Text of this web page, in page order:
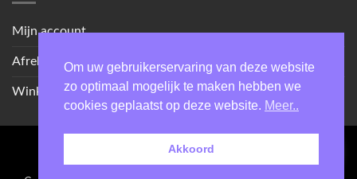
Mijn account
Afrekenen
Winkel
Cash
IDeal
Om uw gebruikerservaring van deze website
zo optimaal mogelijk te maken hebben we
cookies geplaatst op deze website. Meer..
Akkoord